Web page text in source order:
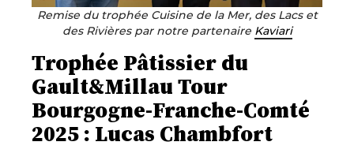
Remise du trophée Cuisine de la Mer, des Lacs et
des Rivières par notre partenaire Kaviari
Trophée Pâtissier du
Gault&Millau Tour
Bourgogne-Franche-Comté
2025 : Lucas Chambfort